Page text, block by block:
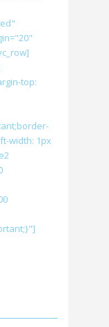
top:
width: 1px